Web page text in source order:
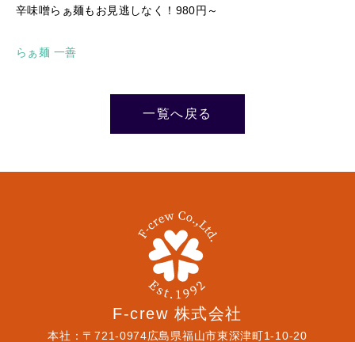
辛味噌らぁ麺もお見逃しなく！980円～
らぁ麺 一善
一覧へ戻る
F-crew 株式会社
本社：〒721-0974広島県福山市東深津町1-10-20